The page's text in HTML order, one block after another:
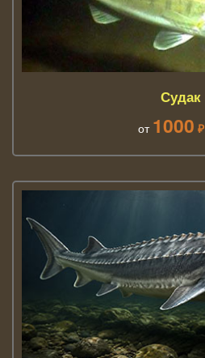
Судак
от 1000 ₽